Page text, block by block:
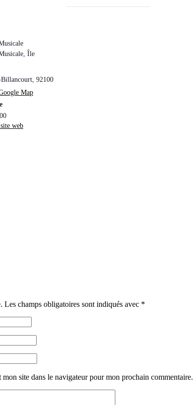
Île
, 92100
Map
web
Les champs obligatoires sont indiqués avec *
site dans le navigateur pour mon prochain commentaire.